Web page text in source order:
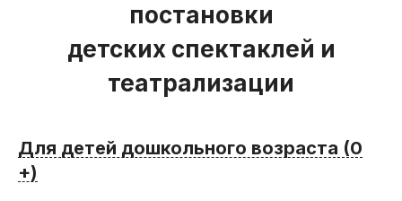
постановки
детских спектаклей и
театрализации
Для детей дошкольного возраста (0
+)